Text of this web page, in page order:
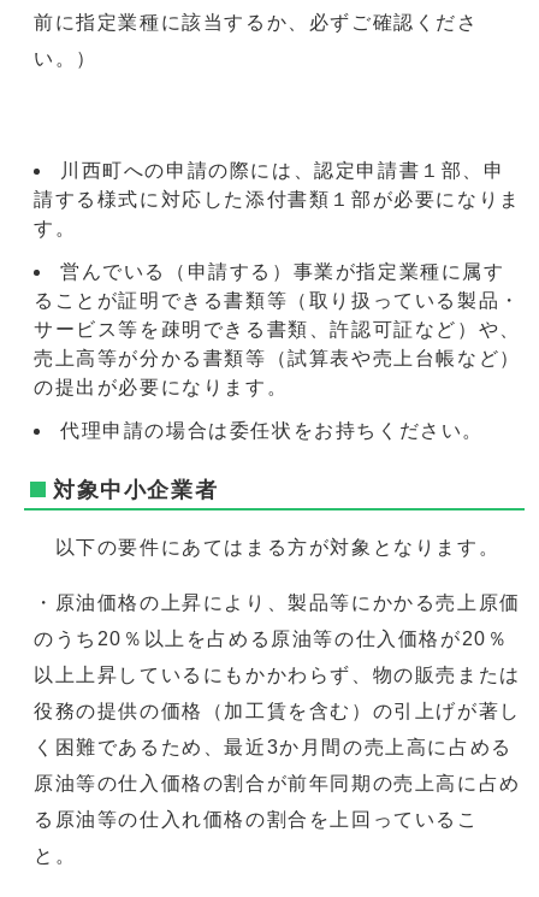
前に指定業種に該当するか、必ずご確認くださ
い。）
川西町への申請の際には、認定申請書１部、申
請する様式に対応した添付書類１部が必要になりま
す。
営んでいる（申請する）事業が指定業種に属す
ることが証明できる書類等（取り扱っている製品・
サービス等を疎明できる書類、許認可証など）や、
売上高等が分かる書類等（試算表や売上台帳など）
の提出が必要になります。
代理申請の場合は委任状をお持ちください。
対象中小企業者
以下の要件にあてはまる方が対象となります。
・原油価格の上昇により、製品等にかかる売上原価
のうち20％以上を占める原油等の仕入価格が20％
以上上昇しているにもかかわらず、物の販売または
役務の提供の価格（加工賃を含む）の引上げが著し
く困難であるため、最近3か月間の売上高に占める
原油等の仕入価格の割合が前年同期の売上高に占め
る原油等の仕入れ価格の割合を上回っているこ
と。